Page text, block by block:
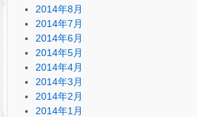
2014年8月
2014年7月
2014年6月
2014年5月
2014年4月
2014年3月
2014年2月
2014年1月